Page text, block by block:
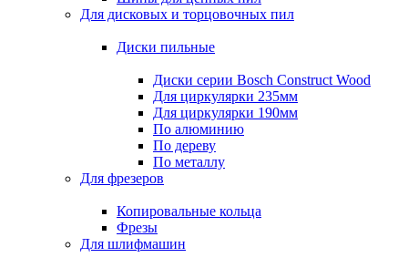
Для дисковых и торцовочных пил
Диски пильные
Диски серии Bosch Construct Wood
Для циркулярки 235мм
Для циркулярки 190мм
По алюминию
По дереву
По металлу
Для фрезеров
Копировальные кольца
Фрезы
Для шлифмашин